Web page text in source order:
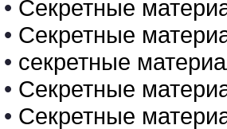
• Секретные
• Секретные
• секретные
• Секретные
• Секретные